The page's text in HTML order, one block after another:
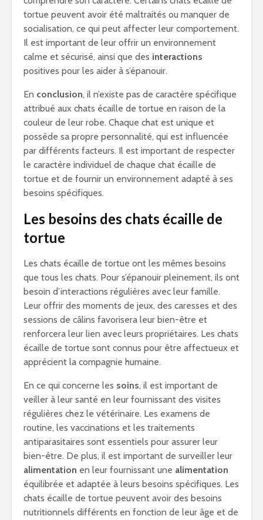
tortue peuvent avoir été maltraités ou manquer de
socialisation, ce qui peut affecter leur comportement.
Il est important de leur offrir un environnement
calme et sécurisé, ainsi que des interactions
positives pour les aider à s’épanouir.
En conclusion, il n’existe pas de caractère spécifique
attribué aux chats écaille de tortue en raison de la
couleur de leur robe. Chaque chat est unique et
possède sa propre personnalité, qui est influencée
par différents facteurs. Il est important de respecter
le caractère individuel de chaque chat écaille de
tortue et de fournir un environnement adapté à ses
besoins spécifiques.
Les besoins des chats écaille de
tortue
Les chats écaille de tortue ont les mêmes besoins
que tous les chats. Pour s’épanouir pleinement, ils ont
besoin d’interactions régulières avec leur famille.
Leur offrir des moments de jeux, des caresses et des
sessions de câlins favorisera leur bien-être et
renforcera leur lien avec leurs propriétaires. Les chats
écaille de tortue sont connus pour être affectueux et
apprécient la compagnie humaine.
En ce qui concerne les soins, il est important de
veiller à leur santé en leur fournissant des visites
régulières chez le vétérinaire. Les examens de
routine, les vaccinations et les traitements
antiparasitaires sont essentiels pour assurer leur
bien-être. De plus, il est important de surveiller leur
alimentation en leur fournissant une alimentation
équilibrée et adaptée à leurs besoins spécifiques. Les
chats écaille de tortue peuvent avoir des besoins
nutritionnels différents en fonction de leur âge et de